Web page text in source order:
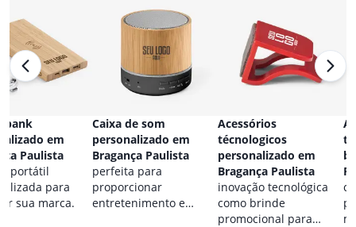
bank
em
Paulista
portátil
para
sua marca.
Caixa de som
personalizado em
Bragança Paulista
perfeita para
proporcionar
entretenimento e
Acessórios
técnologicos
personalizado em
Bragança Paulista
inovação tecnológica
como brinde
promocional para